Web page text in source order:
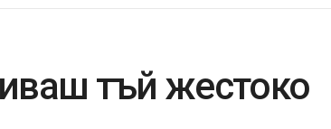
тъй жестоко